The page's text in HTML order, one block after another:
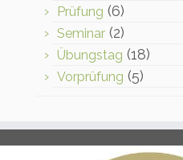
Prüfung (6)
Seminar (2)
Übungstag (18)
Vorprüfung (5)